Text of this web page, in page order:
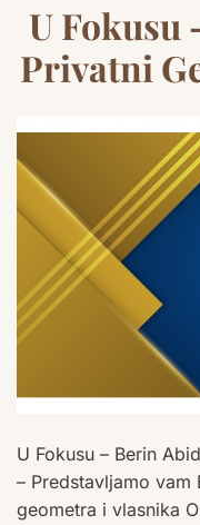
U Fokusu
Privatni
U Fokusu – Berin
– Predstavljamo
geometra i vlasnika